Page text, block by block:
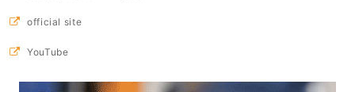
official site
YouTube